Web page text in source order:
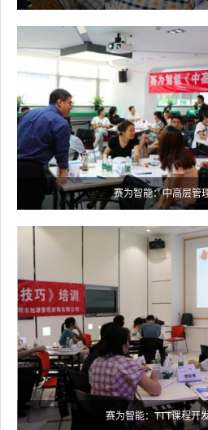
赛为智能：中高层管
赛为智能：TTT课程开